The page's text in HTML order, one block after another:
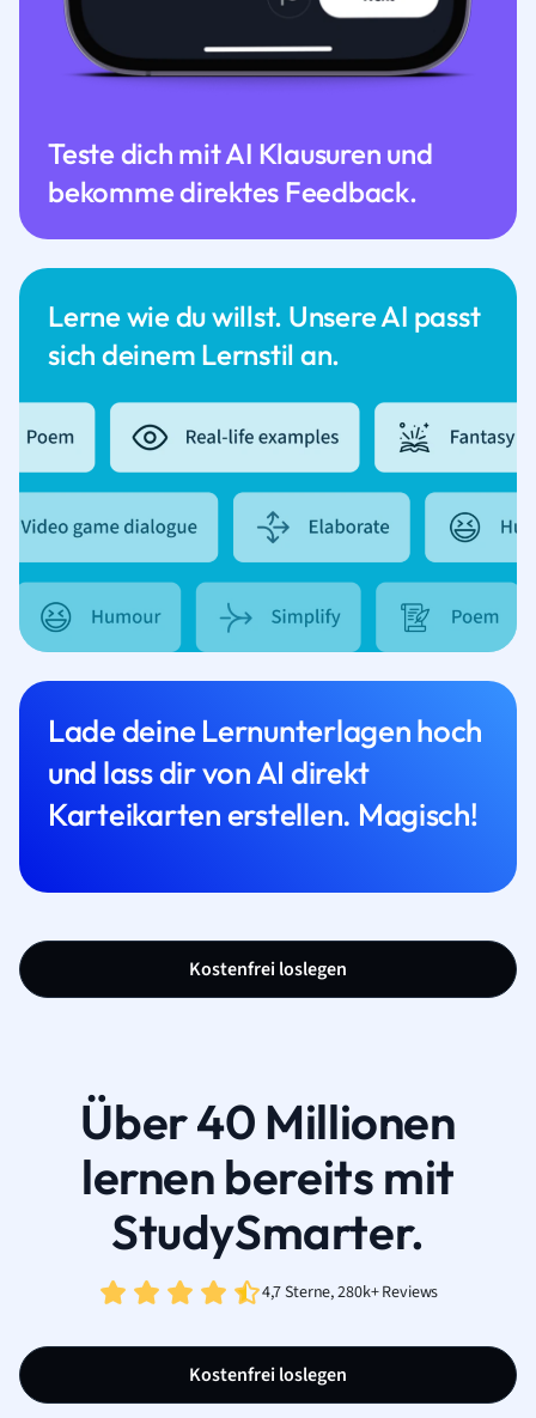
Lerne wie du willst. Unsere AI passt
sich deinem Lernstil an.
Teste dich mit AI Klausuren und
bekomme direktes Feedback.
Lade deine Lernunterlagen hoch
und lass dir von AI direkt
Karteikarten erstellen. Magisch!
Kostenfrei loslegen
Über 40 Millionen
lernen bereits mit
StudySmarter.
4,7 Sterne, 280k+ Reviews
Kostenfrei loslegen